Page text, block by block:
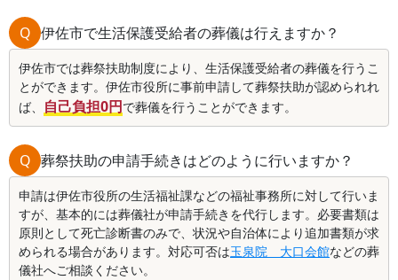
Q 伊佐市で生活保護受給者の葬儀は行えますか？
伊佐市では葬祭扶助制度により、生活保護受給者の葬儀を行うこ
とができます。伊佐市役所に事前申請して葬祭扶助が認められれ
ば、
自己負担0円で葬儀を行うことができます。
Q 葬祭扶助の申請手続きはどのように行いますか？
申請は伊佐市役所の生活福祉課などの福祉事務所に対して行いま
すが、基本的には葬儀社が申請手続きを代行します。必要書類は
原則として死亡診断書のみで、状況や自治体により追加書類が求
められる場合があります。対応可否は玉泉院 大口会館などの葬
儀社へご相談ください。